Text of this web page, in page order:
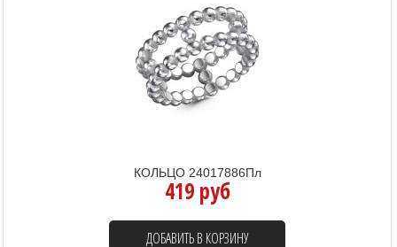
КОЛЬЦО 24017886Пл
419 руб
ДОБАВИТЬ В КОРЗИНУ